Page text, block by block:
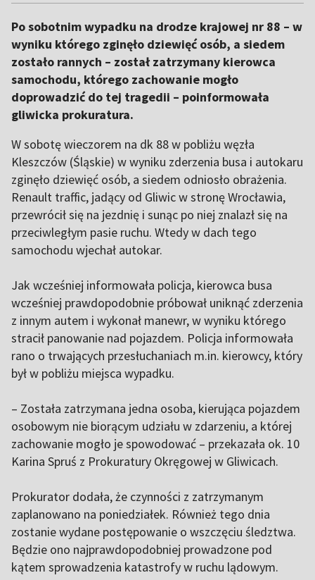
Po sobotnim wypadku na drodze krajowej nr 88 – w
wyniku którego zginęło dziewięć osób, a siedem
zostało rannych – został zatrzymany kierowca
samochodu, którego zachowanie mogło
doprowadzić do tej tragedii – poinformowała
gliwicka prokuratura.
W sobotę wieczorem na dk 88 w pobliżu węzła
Kleszczów (Śląskie) w wyniku zderzenia busa i autokaru
zginęło dziewięć osób, a siedem odniosło obrażenia.
Renault traffic, jadący od Gliwic w stronę Wrocławia,
przewrócił się na jezdnię i sunąc po niej znalazł się na
przeciwległym pasie ruchu. Wtedy w dach tego
samochodu wjechał autokar.
Jak wcześniej informowała policja, kierowca busa
wcześniej prawdopodobnie próbował uniknąć zderzenia
z innym autem i wykonał manewr, w wyniku którego
stracił panowanie nad pojazdem. Policja informowała
rano o trwających przesłuchaniach m.in. kierowcy, który
był w pobliżu miejsca wypadku.
– Została zatrzymana jedna osoba, kierująca pojazdem
osobowym nie biorącym udziału w zdarzeniu, a której
zachowanie mogło je spowodować – przekazała ok. 10
Karina Spruś z Prokuratury Okręgowej w Gliwicach.
Prokurator dodała, że czynności z zatrzymanym
zaplanowano na poniedziałek. Również tego dnia
zostanie wydane postępowanie o wszczęciu śledztwa.
Będzie ono najprawdopodobniej prowadzone pod
kątem sprowadzenia katastrofy w ruchu lądowym.